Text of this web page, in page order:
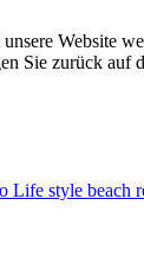
Website
Sie zurück auf
Life style beach